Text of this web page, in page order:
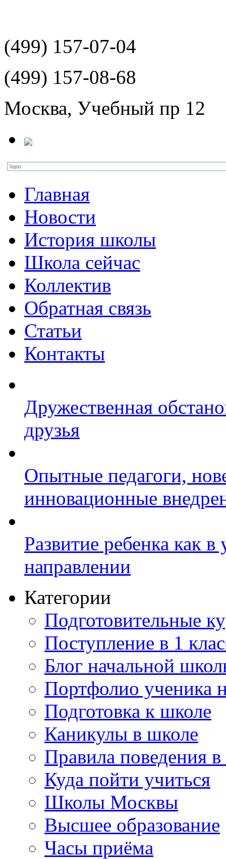
(499) 157-07-04
(499) 157-08-68
Москва, Учебный пр 12
Главная
Новости
История школы
Школа сейчас
Коллектив
Обратная связь
Статьи
Контакты
Дружественная
друзья
Опытные педагоги,
инновационные
Развитие ребенка как
направлении
Категории
Подготовительные
Поступление в 1
Блог начальной
Портфолио ученика
Подготовка к школе
Каникулы в школе
Правила поведения
Куда пойти учиться
Школы Москвы
Высшее образование
Часы приёма